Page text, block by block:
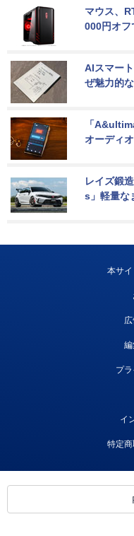
マウス、
000円オフ
AIスマー
ぜ魅力的
「
オーディ
レイズ鍛
s」軽量な
本サ
プ
イ
特定